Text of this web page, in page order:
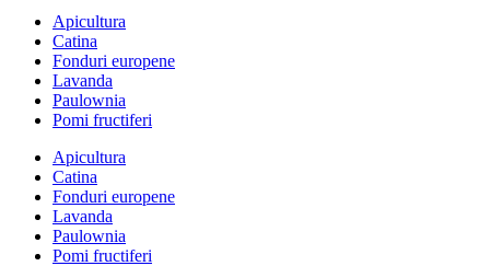
Apicultura
Catina
Fonduri europene
Lavanda
Paulownia
Pomi fructiferi
Apicultura
Catina
Fonduri europene
Lavanda
Paulownia
Pomi fructiferi